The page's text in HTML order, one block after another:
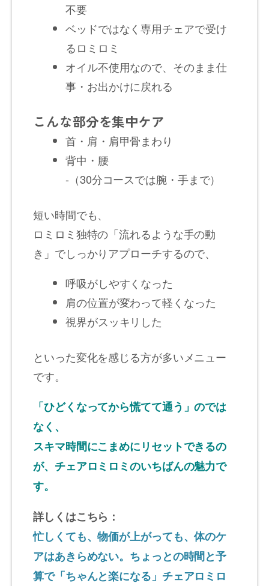
不要
ベッドではなく専用チェアで受け
るロミロミ
オイル不使用なので、そのまま仕
事・お出かけに戻れる
こんな部分を集中ケア
首・肩・肩甲骨まわり
背中・腰
-（30分コースでは腕・手まで）
短い時間でも、
ロミロミ独特の「流れるような手の動
き」でしっかりアプローチするので、
呼吸がしやすくなった
肩の位置が変わって軽くなった
視界がスッキリした
といった変化を感じる方が多いメニュー
です。
「ひどくなってから慌てて通う」のでは
なく、
スキマ時間にこまめにリセットできるの
が、チェアロミロミのいちばんの魅力で
す。
詳しくはこちら：
忙しくても、物価が上がっても、体のケ
アはあきらめない。ちょっとの時間と予
算で「ちゃんと楽になる」チェアロミロ